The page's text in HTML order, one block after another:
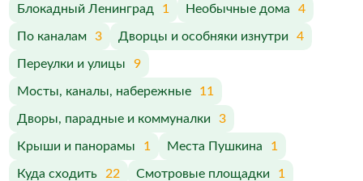
Блокадный Ленинград 1 Необычные дома 4
По каналам 3 Дворцы и особняки изнутри 4
Переулки и улицы 9
Мосты, каналы, набережные 11
Дворы, парадные и коммуналки 3
Крыши и панорамы 1 Места Пушкина 1
Куда сходить 22 Смотровые площадки 1